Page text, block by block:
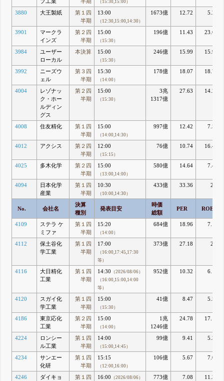
（15:30,15:00）
3880 大王製紙
第１四
半期
13:00
（12:30,15:00,14:30）
1673億 12.72 5.25
3901
マークラ
インズ
第２四
半期
15:00
（15:30）
196億 11.43 23.63
3984
ユーザー
ローカル
本決算 15:00
（15:30）
246億 15.99 15.91
3992
ニーズウ
ェル
第３四
半期
15:30
（14:00）
178億 18.07 18.76
4004
レゾナッ
ク・ホー
ルディン
グス
第２四
半期
15:00
（15:30）
3兆
1317億
27.63 14.27
4008 住友精化
第１四
半期
15:00
（14:00,14:30）
997億 12.42 7.59
4012 アクシス
第２四
半期
12:00
（15:15）
76億 10.74 16.42
4025 多木化学
第２四
半期
15:00
（13:00,14:00）
580億 14.64 7.44
4094
日本化学
産業
第１四
半期
10:30
（10:00,14:30）
433億 33.36 2.4
No. 会社名
決算
種別
発表目安
時価
総額
PER ROE
4109
ステラ ケ
ミファ
第１四
半期
15:20
（14:00）
684億 18.96 7.12
4112
保土谷化
学工業
第１四
半期
17:00
（16:00,17:45,17:30
等）
373億 27.18 2.4
4116
大日精化
工業
第１四
半期
14:30 （2026/08/06）
（16:00,15:00,14:00
等）
952億 10.32 6.19
4120
スガイ化
学工業
第１四
半期
15:00
（15:30）
41億 8.47 5.51
4186
東京応化
工業
第２四
半期
15:00
（14:00）
1兆
1246億
24.78 17.18
4224
ロンシー
ル工業
第１四
半期
14:00
（15:00,14:45）
99億 9.41 5.32
4234
サンエー
化研
第１四
半期
15:15
（12:00,16:00）
106億 5.67 7.02
4246
ダイキョ
第１四
16:00 （2026/08/06）
773億 7.08 11.32